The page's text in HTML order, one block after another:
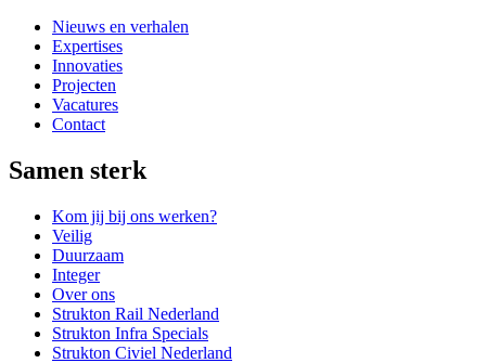
Nieuws en verhalen
Expertises
Innovaties
Projecten
Vacatures
Contact
Samen sterk
Kom jij bij ons werken?
Veilig
Duurzaam
Integer
Over ons
Strukton Rail Nederland
Strukton Infra Specials
Strukton Civiel Nederland